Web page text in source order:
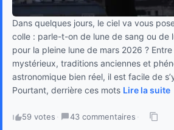
Dans quelques jours, le ciel va vous
colle : parle-t-on de lune de sang ou de
pour la pleine lune de mars 2026 ?
mystérieux, traditions anciennes et
astronomique bien réel, il est facile de
Pourtant, derrière ces mots Lire la suite
59 votes · 43 commentaires ·